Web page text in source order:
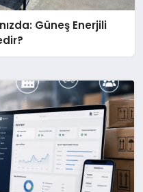
Güneş Enerjili